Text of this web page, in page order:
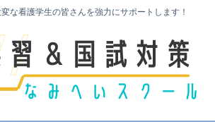
な看護学生の皆さんを強力にサポートします！